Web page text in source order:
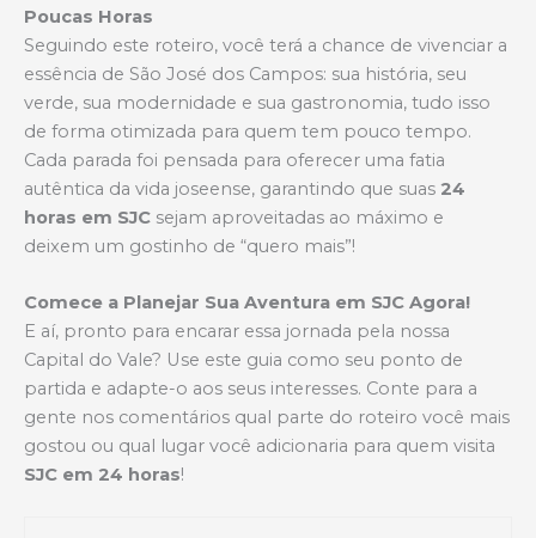
Poucas Horas
Seguindo este roteiro, você terá a chance de vivenciar a
essência de São José dos Campos: sua história, seu
verde, sua modernidade e sua gastronomia, tudo isso
de forma otimizada para quem tem pouco tempo.
Cada parada foi pensada para oferecer uma fatia
autêntica da vida joseense, garantindo que suas 24
horas em SJC sejam aproveitadas ao máximo e
deixem um gostinho de “quero mais”!
Comece a Planejar Sua Aventura em SJC Agora!
E aí, pronto para encarar essa jornada pela nossa
Capital do Vale? Use este guia como seu ponto de
partida e adapte-o aos seus interesses. Conte para a
gente nos comentários qual parte do roteiro você mais
gostou ou qual lugar você adicionaria para quem visita
SJC em 24 horas!